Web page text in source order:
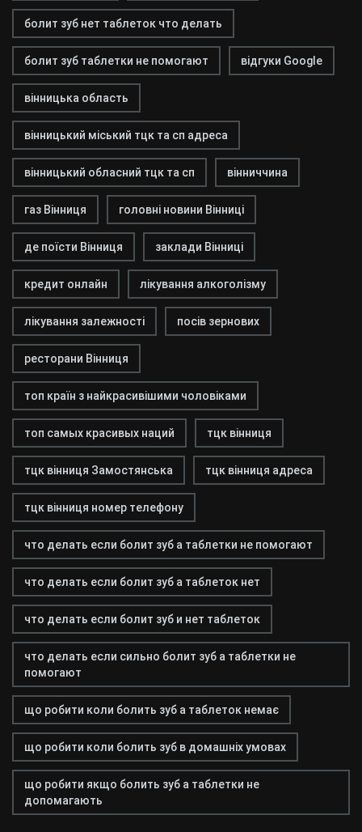
болит зуб нет таблеток что делать
болит зуб таблетки не помогают відгуки Google
вінницька область
вінницький міський тцк та сп адреса
вінницький обласний тцк та сп вінниччина
газ Вінниця головні новини Вінниці
де поїсти Вінниця заклади Вінниці
кредит онлайн лікування алкоголізму
лікування залежності посів зернових
ресторани Вінниця
топ країн з найкрасивішими чоловіками
топ самых красивых наций тцк вінниця
тцк вінниця Замостянська тцк вінниця адреса
тцк вінниця номер телефону
что делать если болит зуб а таблетки не помогают
что делать если болит зуб а таблеток нет
что делать если болит зуб и нет таблеток
что делать если сильно болит зуб а таблетки не
помогают
що робити коли болить зуб а таблеток немає
що робити коли болить зуб в домашніх умовах
що робити якщо болить зуб а таблетки не
допомагають